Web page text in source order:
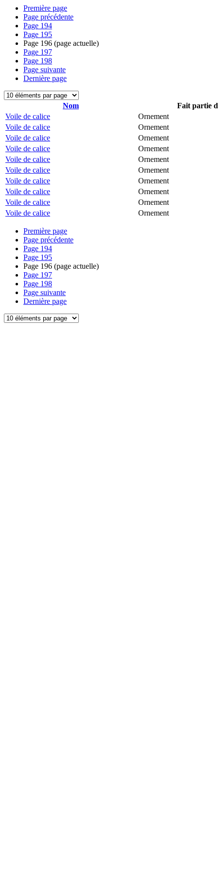
Première page
Page précédente
Page 194
Page 195
Page 196 (page actuelle)
Page 197
Page 198
Page suivante
Dernière page
Nom
Fait partie
Voile de calice
Ornement
Voile de calice
Ornement
Voile de calice
Ornement
Voile de calice
Ornement
Voile de calice
Ornement
Voile de calice
Ornement
Voile de calice
Ornement
Voile de calice
Ornement
Voile de calice
Ornement
Voile de calice
Ornement
Première page
Page précédente
Page 194
Page 195
Page 196 (page actuelle)
Page 197
Page 198
Page suivante
Dernière page